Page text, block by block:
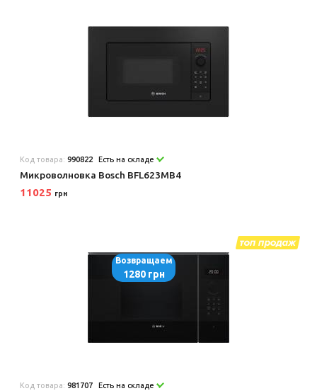
Код товара:990822 Есть на складе
Микроволновка Bosch BFL623MB4
11025 грн
Возвращаем
1280 грн
Код товара:981707 Есть на складе